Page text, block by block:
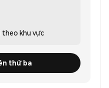
theo khu vực
thứ ba